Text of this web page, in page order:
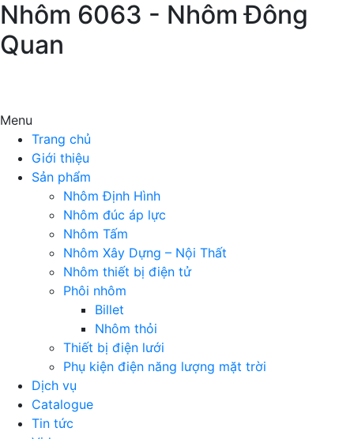
Nhôm 6063 - Nhôm Đông
Quan
Menu
Trang chủ
Giới thiệu
Sản phẩm
Nhôm Định Hình
Nhôm đúc áp lực
Nhôm Tấm
Nhôm Xây Dựng – Nội Thất
Nhôm thiết bị điện tử
Phôi nhôm
Billet
Nhôm thỏi
Thiết bị điện lưới
Phụ kiện điện năng lượng mặt trời
Dịch vụ
Catalogue
Tin tức